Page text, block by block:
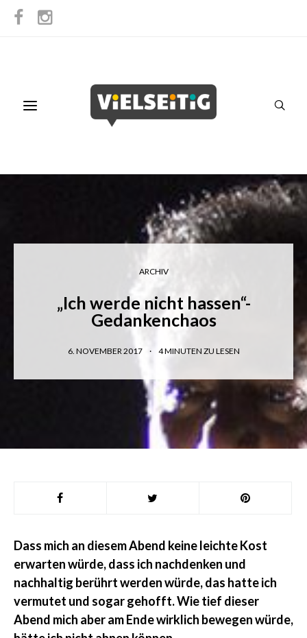
ARCHIV
„Ich werde nicht hassen“-
Gedankenchaos
6. NOVEMBER 2017 4MINUTEN ZU LESEN
Dass mich an diesem Abend keine leichte Kost
erwarten würde, dass ich nachdenken und
nachhaltig berührt werden würde, das hatte ich
vermutet und sogar gehofft. Wie tief dieser
Abend mich aber am Ende wirklich bewegen würde,